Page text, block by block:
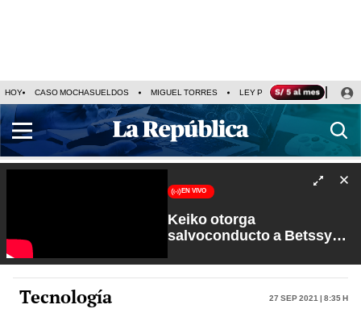
HOY CASO MOCHASUELDOS MIGUEL TORRES LEY PULPÍN PRECIO DEL
EN VIVO
Keiko otorga
salvoconducto a Betssy
Petroperú | Sin Guion con
Rosa María Palacios
Tecnología 27 Sep 2021 | 8:35 h